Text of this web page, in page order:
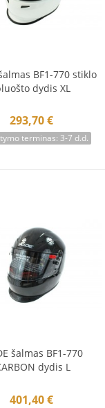
Į krepšelįBF1-770 stiklo
dydis XL
293,70 €
terminas: 3-7 d.d.
Į krepšelį
šalmas BF1-770
dydis L
401,40 €